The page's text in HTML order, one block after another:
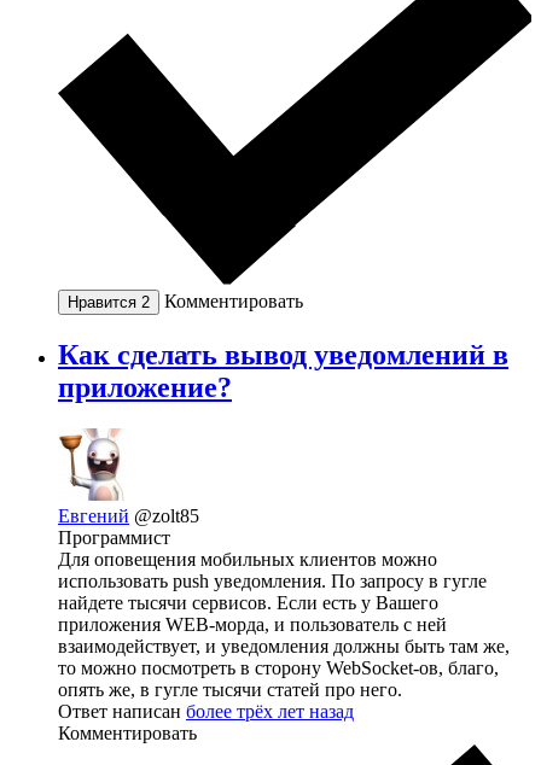
Нравится 2 Комментировать
Как сделать вывод уведомлений в
приложение?
Евгений @zolt85
Программист
Для оповещения мобильных клиентов можно
использовать push уведомления. По запросу в гугле
найдете тысячи сервисов. Если есть у Вашего
приложения WEB-морда, и пользователь с ней
взаимодействует, и уведомления должны быть там же,
то можно посмотреть в сторону WebSocket-ов, благо,
опять же, в гугле тысячи статей про него.
Ответ написан более трёх лет назад
Комментировать